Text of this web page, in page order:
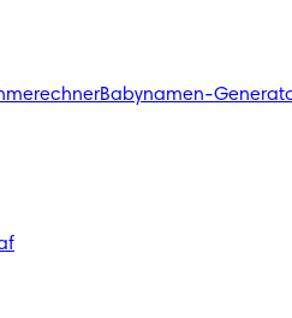
Babynamen-